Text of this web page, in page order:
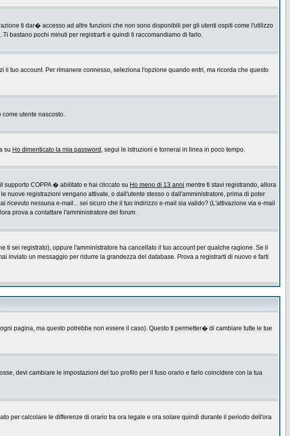
ti dar� accesso ad altre funzioni che non sono disponibili per gli utenti ospiti come l'utilizzo
bastano pochi minuti per registrarti e quindi ti raccomandiamo di farlo.
tuo account. Per rimanere connesso, seleziona l'opzione quando entri, ma ricorda che questo
come utente nascosto.
su Ho dimenticato la mia password , segui le istruzioni e tornerai in linea in poco tempo.
supporto COPPA � abilitato e hai cliccato su Ho meno di 13 anni mentre ti stavi registrando, allora
registrazioni vengano attivate, o dall'utente stesso o dall'amministratore, prima di poter
nessuna e-mail... sei sicuro che il tuo indirizzo e-mail sia valido? (L'attivazione via e-mail
prova a contattare l'amministratore del forum.
sei registrato), oppure l'amministratore ha cancellato il tuo account per qualche ragione. Se il
un messaggio per ridurre la grandezza del database. Prova a registrarti di nuovo e farti
pagina, ma questo potrebbe non essere il caso). Questo ti permetter� di cambiare tutte le tue
devi cambiare le impostazioni del tuo profilo per il fuso orario e farlo coincidere con la tua
per calcolare le differenze di orario tra ora legale e ora solare quindi durante il periodo dell'ora